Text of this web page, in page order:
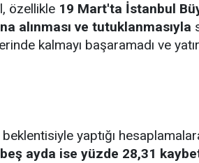
özellikle 19 Mart'ta İstanbul
alınması ve tutuklanmasıyla
kalmayı başaramadı ve
yaptığı
beş ayda ise yüzde 28,31